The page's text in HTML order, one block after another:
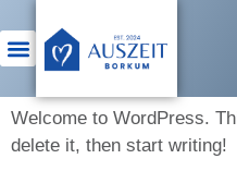
Welcome to WordPress.
delete it, then start writing!